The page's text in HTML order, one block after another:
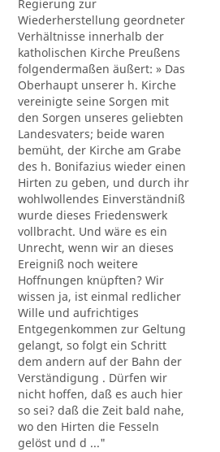
Regierung zur
Wiederherstellung geordneter
Verhältnisse innerhalb der
katholischen Kirche Preußens
folgendermaßen äußert: » Das
Oberhaupt unserer h. Kirche
vereinigte seine Sorgen mit
den Sorgen unseres geliebten
Landesvaters; beide waren
bemüht, der Kirche am Grabe
des h. Bonifazius wieder einen
Hirten zu geben, und durch ihr
wohlwollendes Einverständniß
wurde dieses Friedenswerk
vollbracht. Und wäre es ein
Unrecht, wenn wir an dieses
Ereigniß noch weitere
Hoffnungen knüpften? Wir
wissen ja, ist einmal redlicher
Wille und aufrichtiges
Entgegenkommen zur Geltung
gelangt, so folgt ein Schritt
dem andern auf der Bahn der
Verständigung . Dürfen wir
nicht hoffen, daß es auch hier
so sei? daß die Zeit bald nahe,
wo den Hirten die Fesseln
gelöst und d ..."